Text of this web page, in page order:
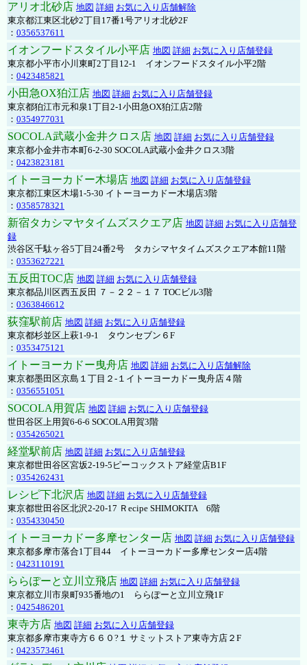
アリオ北砂店 地図 詳細 お気に入り店舗解除
東京都江東区北砂2丁目17番1号アリオ北砂2F
： 0356537611
イオンフードスタイル小平店 地図 詳細 お気に入り店舗登録
東京都小平市小川東町2丁目12-1 イオンフードスタイル小平2階
： 0423485821
小田急OX狛江店 地図 詳細 お気に入り店舗登録
東京都狛江市元和泉1丁目2-1小田急OX狛江店2階
： 0354977031
SOCOLA武蔵小金井クロス店 地図 詳細 お気に入り店舗登録
東京都小金井市本町6-2-30 SOCOLA武蔵小金井クロス3階
： 0423823181
イトーヨーカドー木場店 地図 詳細 お気に入り店舗登録
東京都江東区木場1-5-30 イトーヨーカドー木場店3階
： 0358578321
新宿タカシマヤタイムズスクエア店 地図 詳細 お気に入り店舗登
録
渋谷区千駄ヶ谷5丁目24番2号 タカシマヤタイムズスクエア本館11階
： 0353627221
五反田TOC店 地図 詳細 お気に入り店舗登録
東京都品川区西五反田 ７－２２－１７ TOCビル3階
： 0363846612
荻窪駅前店 地図 詳細 お気に入り店舗登録
東京都杉並区上萩1-9-1 タウンセブン６F
： 0353475121
イトーヨーカドー曳舟店 地図 詳細 お気に入り店舗解除
東京都墨田区京島１丁目２-１イトーヨーカドー曳舟店４階
： 0356551051
SOCOLA用賀店 地図 詳細 お気に入り店舗登録
世田谷区上用賀6-6-6 SOCOLA用賀3階
： 0354265021
経堂駅前店 地図 詳細 お気に入り店舗登録
東京都世田谷区宮坂2-19-5ピーコックストア経堂店B1F
： 0354262431
レシピ下北沢店 地図 詳細 お気に入り店舗登録
東京都世田谷区北沢2-20-17 Ｒecipe SHIMOKITA 6階
： 0354330450
イトーヨーカドー多摩センター店 地図 詳細 お気に入り店舗登録
東京都多摩市落合1丁目44 イトーヨーカドー多摩センター店4階
： 0423110191
ららぽーと立川立飛店 地図 詳細 お気に入り店舗登録
東京都立川市泉町935番地の1 ららぽーと立川立飛1F
： 0425486201
東寺方店 地図 詳細 お気に入り店舗登録
東京都多摩市東寺方６６０?１ サミットストア東寺方店２F
： 0423573461